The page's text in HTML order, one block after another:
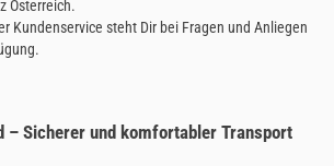
Österreich.
Kundenservice steht Dir bei Fragen und Anliegen
– Sicherer und komfortabler Transport